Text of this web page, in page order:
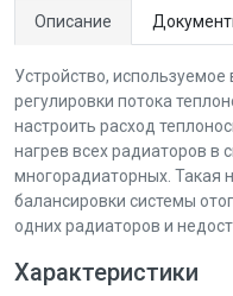
Описание
Устройство,
регулировки потока
настроить расход
нагрев всех радиаторов в
многорадиаторных. Такая
балансировки системы
одних радиаторов и
Характеристики